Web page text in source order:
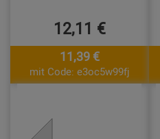
12,11 €
11,39 €
mit Code: e3oc5w99fj